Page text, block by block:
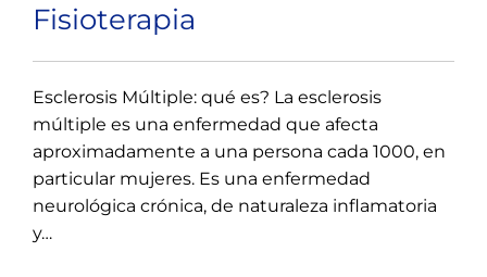
Fisioterapia
Esclerosis Múltiple: qué es? La esclerosis
múltiple es una enfermedad que afecta
aproximadamente a una persona cada 1000, en
particular mujeres. Es una enfermedad
neurológica crónica, de naturaleza inflamatoria
y…